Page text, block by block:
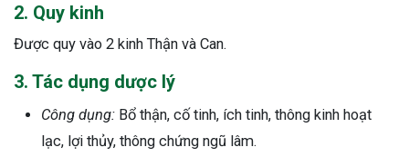
2. Quy kinh
Được quy vào 2 kinh Thận và Can.
3. Tác dụng dược lý
Công dụng: Bổ thận, cố tinh, ích tinh, thông kinh hoạt
lạc, lợi thủy, thông chứng ngũ lâm.